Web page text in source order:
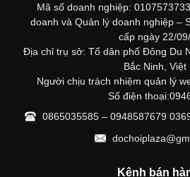
Mã số doanh nghiệp:
doanh và Quản lý doanh nghiệp –
cấp ngày 22/
Địa chỉ trụ sở: Tổ dân phố Đông Du
Bắc Ninh, Việt
Người chịu trách nhiệm quản lý
Số điện
0865035585 – 0948587679
Kênh bán